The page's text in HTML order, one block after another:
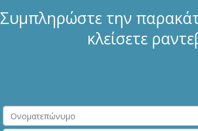
Συμπληρώστε την
κλείσετε